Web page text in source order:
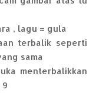
, lagu = gula
terbalik seperti
sama
menterbalikkan